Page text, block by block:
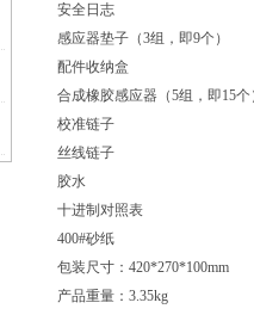
安全日志
感应器垫子（3组，即9个）
配件收纳盒
合成橡胶感应器（5组，即15个
校准链子
丝线链子
胶水
十进制对照表
400#砂纸
包装尺寸：420*270*100mm
产品重量：3.35kg